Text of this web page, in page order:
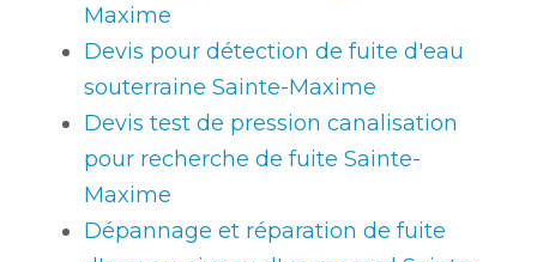
Maxime
Devis pour détection de fuite d'eau
souterraine Sainte-Maxime
Devis test de pression canalisation
pour recherche de fuite Sainte-
Maxime
Dépannage et réparation de fuite